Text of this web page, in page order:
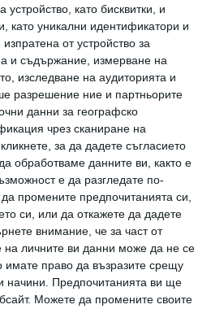
като бисквитки, и
като уникални идентификатори и
от устройство за
и съдържание, измерване на
изследване на аудиторията и
разрешение ние и партньорите
данни за географско
чрез сканиране на
за да дадете съгласието
обработваме данните ви, както е
е да разгледате по-
промените предпочитанията си,
си, или да откажете да дадете
внимание, че за част от
на личните ви данни може да не се
имате право да възразите срещу
начини. Предпочитанията ви ще
Можете да промените своите
знак, за да се възползвате
си